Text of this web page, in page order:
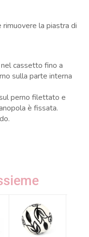
la piastra di
cassetto fino a
sulla parte interna
perno filettato e
è fissata.